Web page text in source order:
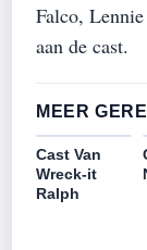
Falco,
aan de cast.
MEER
Cast Van
Wreck-it
Ralph